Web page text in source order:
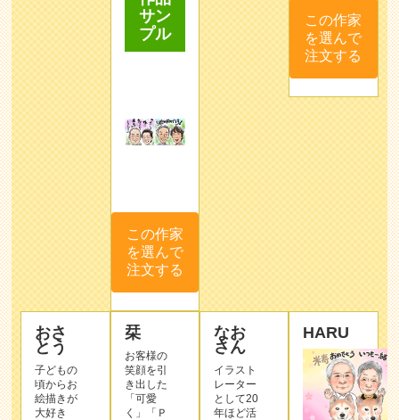
サン
プル
この作家
を選んで
注文する
この作家
を選んで
注文する
おさ
とう
子どもの
頃からお
絵描きが
大好き
栞
お客様の
笑顔を引
き出した
「可愛
く」「Ｐ
なお
さん
イラスト
レーター
として20
年ほど活
HARU